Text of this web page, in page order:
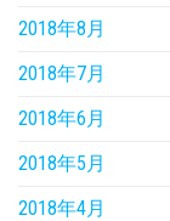
2018年8月
2018年7月
2018年6月
2018年5月
2018年4月